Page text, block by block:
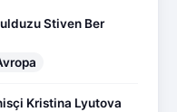
Stiven Ber
Kristina Lyutova